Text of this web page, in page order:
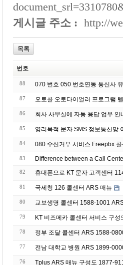
게시글 주소 : http://
목록
번호
88 070 번호 050 번호연동 통신사
87 오토콜 오토다이얼러 프로그램
86 회사 사무실에 자동
85 영리목적 문자
84 080 수신거부 서비스 Freepbx
83 Difference between a Call
82 휴대폰으로 KT 문자 고객센터
81 국세청 126 콜센터 ARS 매뉴
80 교보생명 콜센터 1588-1001
79 KT 비즈메카 콜센터 서비스 구성
78 정부 조달 콜센터 ARS 1588-
77 전남 대학교 병원 ARS 1899-
76 Tplus ARS 매뉴 구성도 1877-